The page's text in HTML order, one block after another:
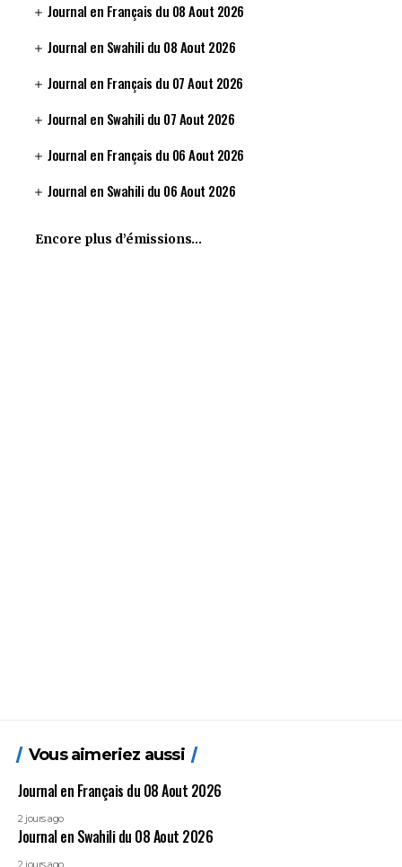
Journal en Français du 08 Aout 2026
Journal en Swahili du 08 Aout 2026
Journal en Français du 07 Aout 2026
Journal en Swahili du 07 Aout 2026
Journal en Français du 06 Aout 2026
Journal en Swahili du 06 Aout 2026
Encore plus d’émissions…
Vous aimeriez aussi
Journal en Français du 08 Aout 2026
2 jours ago
Journal en Swahili du 08 Aout 2026
2 jours ago